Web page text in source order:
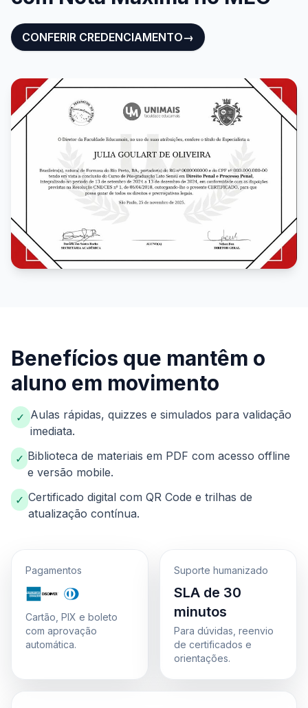
CONFERIR CREDENCIAMENTO→
Benefícios que mantêm o
aluno em movimento
✓ Aulas rápidas, quizzes e simulados para validação
imediata.
✓ Biblioteca de materiais em PDF com acesso offline
e versão mobile.
✓ Certificado digital com QR Code e trilhas de
atualização contínua.
Pagamentos
Cartão, PIX e boleto
com aprovação
automática.
Suporte humanizado
SLA de 30
minutos
Para dúvidas, reenvio
de certificados e
orientações.